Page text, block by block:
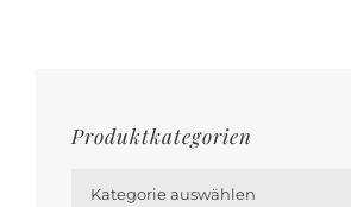
Produktkategorien
Kategorie auswählen